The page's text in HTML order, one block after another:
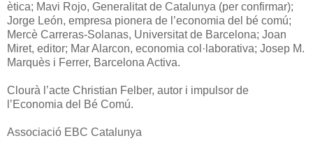
ètica; Mavi Rojo, Generalitat de Catalunya (per confirmar);
Jorge León, empresa pionera de l’economia del bé comú;
Mercè Carreras-Solanas, Universitat de Barcelona; Joan
Miret, editor; Mar Alarcon, economia col·laborativa; Josep M.
Marquès i Ferrer, Barcelona Activa.
Clourà l’acte Christian Felber, autor i impulsor de
l’Economia del Bé Comú.
Associació EBC Catalunya